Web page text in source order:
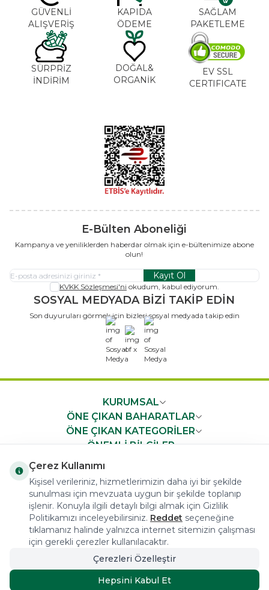
GÜVENLİ
ALIŞVERİŞ
KAPIDA
ÖDEME
SAĞLAM
PAKETLEME
SÜRPRİZ
İNDİRİM
DOĞAL&
ORGANİK
EV SSL
CERTIFICATE
E-Bülten Aboneliği
Kampanya ve yeniliklerden haberdar olmak için e-bültenimize abone
olun!
Kayıt Ol
KVKK Sözleşmesi'ni okudum, kabul ediyorum.
SOSYAL MEDYADA BİZİ TAKİP EDİN
Son duyuruları görmek için bizleri sosyal medyada takip edin
x
KURUMSAL
ÖNE ÇIKAN BAHARATLAR
ÖNE ÇIKAN KATEGORİLER
ÖNEMLİ BİLGİLER
COPYRIGHT © 2023 arifoglu.com ALL RIGHTS RESERVED
Tasarım ve Reklam Danışmanlığı AJANSTEK
Çerez Kullanımı
Kişisel verileriniz, hizmetlerimizin daha iyi bir şekilde
sunulması için mevzuata uygun bir şekilde toplanıp
işlenir. Konuyla ilgili detaylı bilgi almak için Gizlilik
Politikamızı inceleyebilirsiniz. Reddet seçeneğine
tıklamanız halinde yalnızca internet sitemizin çalışması
için gerekli çerezler kullanılacaktır.
Çerezleri Özelleştir
Hepsini Kabul Et